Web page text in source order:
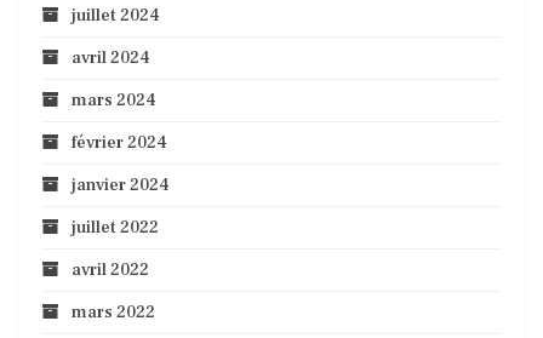
juillet 2024
avril 2024
mars 2024
février 2024
janvier 2024
juillet 2022
avril 2022
mars 2022